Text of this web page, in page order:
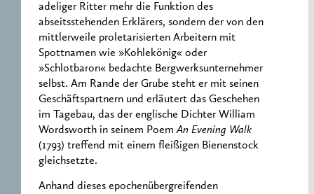
adeliger Ritter mehr die Funktion des
abseitsstehenden Erklärers, sondern der von den
mittlerweile proletarisierten Arbeitern mit
Spottnamen wie »Kohlekönig« oder
»Schlotbaron« bedachte Bergwerksunternehmer
selbst. Am Rande der Grube steht er mit seinen
Geschäftspartnern und erläutert das Geschehen
im Tagebau, das der englische Dichter William
Wordsworth in seinem PoemAn Evening Walk
(1793) treffend mit einem fleißigen Bienenstock
gleichsetzte.
Anhand dieses epochenübergreifenden